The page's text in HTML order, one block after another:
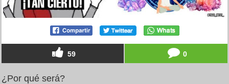
59 0
¿Por qué será?